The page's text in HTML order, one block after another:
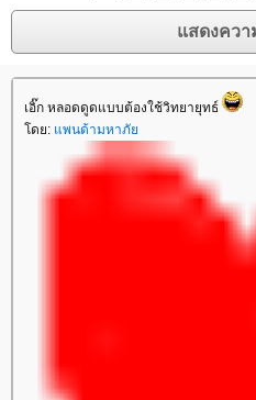
เอิ๊ก หลอดดูดแบบต้องใช้วิทยายุทธ์
ดย: พนด้ามหาภั